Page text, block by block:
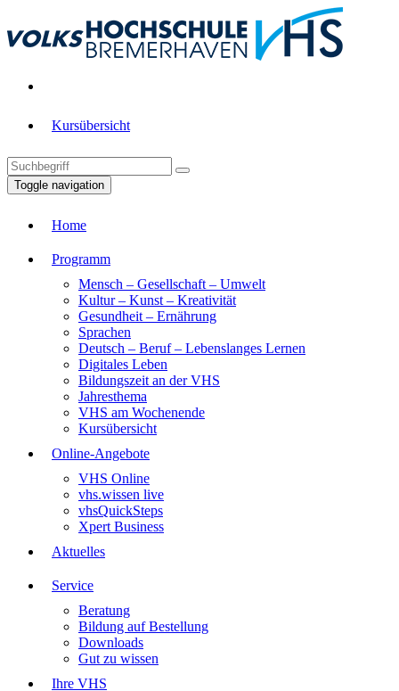
Kursübersicht
Toggle navigation
Home
Programm
Mensch – Gesellschaft – Umwelt
Kultur – Kunst – Kreativität
Gesundheit – Ernährung
Sprachen
Deutsch – Beruf – Lebenslanges Lernen
Digitales Leben
Bildungszeit an der VHS
Jahresthema
VHS am Wochenende
Kursübersicht
Online-Angebote
VHS Online
vhs.wissen live
vhsQuickSteps
Xpert Business
Aktuelles
Service
Beratung
Bildung auf Bestellung
Downloads
Gut zu wissen
Ihre VHS